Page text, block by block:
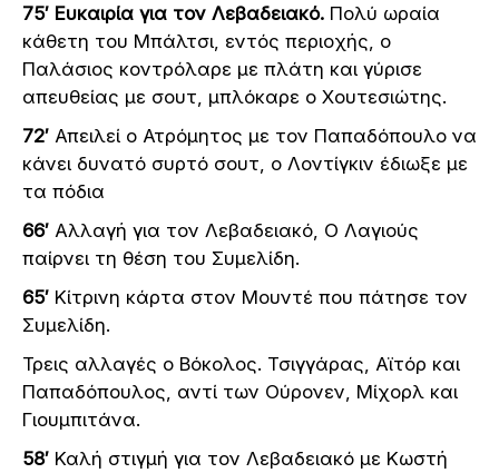
75′ Ευκαιρία για τον Λεβαδειακό. Πολύ ωραία
κάθετη του Μπάλτσι, εντός περιοχής, ο
Παλάσιος κοντρόλαρε με πλάτη και γύρισε
απευθείας με σουτ, μπλόκαρε ο Χουτεσιώτης.
72′ Απειλεί ο Ατρόμητος με τον Παπαδόπουλο να
κάνει δυνατό συρτό σουτ, ο Λοντίγκιν έδιωξε με
τα πόδια
66′ Αλλαγή για τον Λεβαδειακό, Ο Λαγιούς
παίρνει τη θέση του Συμελίδη.
65′ Κίτρινη κάρτα στον Μουντέ που πάτησε τον
Συμελίδη.
Τρεις αλλαγές ο Βόκολος. Τσιγγάρας, Αϊτόρ και
Παπαδόπουλος, αντί των Ούρονεν, Μίχορλ και
Γιουμπιτάνα.
58′ Καλή στιγμή για τον Λεβαδειακό με Κωστή